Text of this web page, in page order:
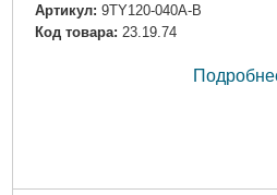
Артикул: 9TY120-040A-B
Код товара: 23.19.74